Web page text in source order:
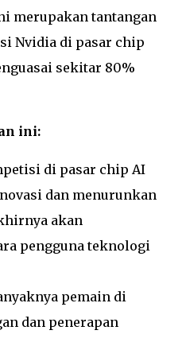
merupakan tantangan
Nvidia di pasar chip
sekitar 80%
ini:
di pasar chip AI
dan menurunkan
akan
pengguna teknologi
pemain di
dan penerapan